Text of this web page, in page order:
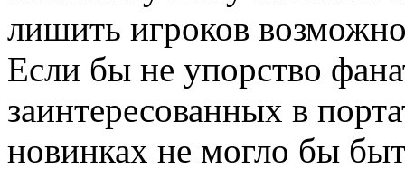
лишить игроков
Если бы не упорство
заинтересованных в
новинках не могло бы